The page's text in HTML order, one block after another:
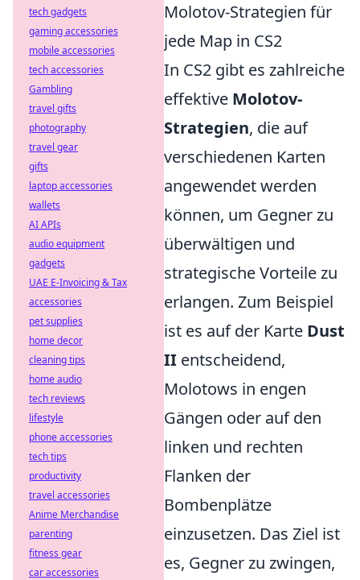
Molotov-Strategien für
jede Map in CS2
In CS2 gibt es zahlreiche
effektive Molotov-
Strategien, die auf
verschiedenen Karten
angewendet werden
können, um Gegner zu
überwältigen und
strategische Vorteile zu
erlangen. Zum Beispiel
ist es auf der Karte Dust
II entscheidend,
Molotows in engen
Gängen oder auf den
linken und rechten
Flanken der
Bombenplätze
einzusetzen. Das Ziel ist
es, Gegner zu zwingen,
tech gadgets
gaming accessories
mobile accessories
tech accessories
Gambling
travel gifts
photography
travel gear
gifts
laptop accessories
wallets
AI APIs
audio equipment
gadgets
UAE E-Invoicing & Tax
accessories
pet supplies
home decor
cleaning tips
home audio
tech reviews
lifestyle
phone accessories
tech tips
productivity
travel accessories
Anime Merchandise
parenting
fitness gear
car accessories